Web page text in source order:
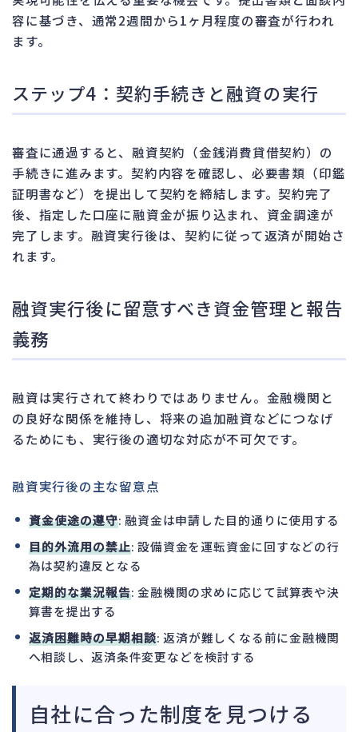
容に基づき、通常2週間から1ヶ月程度の審査が行われ
ます。
ステップ4：契約手続きと融資の実行
審査に通過すると、融資契約（金銭消費貸借契約）の
手続きに進みます。契約内容を確認し、必要書類（印鑑
証明書など）を提出して契約を締結します。契約完了
後、指定した口座に融資金が振り込まれ、資金調達が
完了します。融資実行後は、契約に従って返済が開始さ
れます。
融資実行後に留意すべき資金管理と報告
義務
融資は実行されて終わりではありません。金融機関と
の良好な関係を維持し、将来の追加融資などにつなげ
るためにも、実行後の適切な対応が不可欠です。
融資実行後の主な留意点
資金使途の遵守: 融資金は申請した目的通りに使用する
目的外流用の禁止: 設備資金を運転資金に回すなどの行
為は契約違反となる
定期的な業況報告: 金融機関の求めに応じて試算表や決
算書を提出する
返済困難時の早期相談: 返済が難しくなる前に金融機関
へ相談し、返済条件変更などを検討する
自社に合った制度を見つける